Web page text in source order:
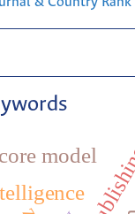
model